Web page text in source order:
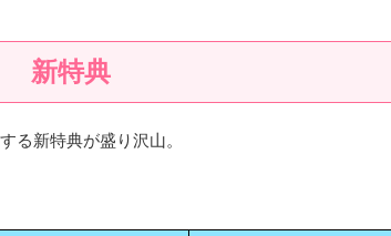
新特典
る新特典が盛り沢山。